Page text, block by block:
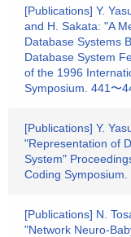
[Publications] Y.
and H. Sakata: "A
Database Systems
Database System
of the 1996
Symposium. 441〜
[Publications] Y.
"Representation of
System"
Coding
[Publications] N.
"Network Neuro-